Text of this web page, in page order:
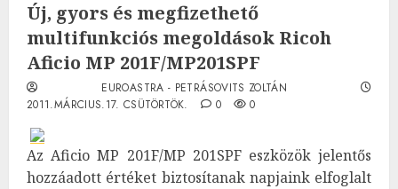
Új, gyors és megfizethető
multifunkciós megoldások Ricoh
Aficio MP 201F/MP201SPF
EUROASTRA - PETRÁSOVITS ZOLTÁN
2011.MÁRCIUS.17. CSÜTÖRTÖK.
0 0
Az Aficio MP 201F/MP 201SPF eszközök jelentős
hozzáadott értéket biztosítanak napjaink elfoglalt